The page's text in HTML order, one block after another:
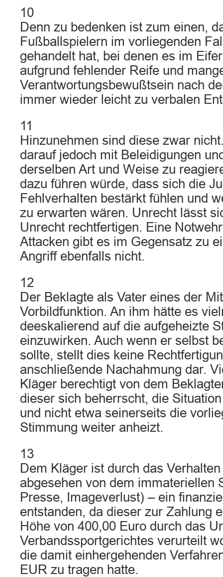
10
Denn zu bedenken ist zum einen,
Fußballspielern im vorliegenden
gehandelt hat, bei denen es im
aufgrund fehlender Reife und
Verantwortungsbewußtsein nach
immer wieder leicht zu verbalen
11
Hinzunehmen sind diese zwar
darauf jedoch mit Beleidigungen
derselben Art und Weise zu
dazu führen würde, dass sich die
Fehlverhalten bestärkt fühlen und
zu erwarten wären. Unrecht lässt
Unrecht rechtfertigen. Eine
Attacken gibt es im Gegensatz zu
Angriff ebenfalls nicht.
12
Der Beklagte als Vater eines der
Vorbildfunktion. An ihm hätte es
deeskalierend auf die aufgeheizte
einzuwirken. Auch wenn er selbst
sollte, stellt dies keine
anschließende Nachahmung dar.
Kläger berechtigt von dem
dieser sich beherrscht, die
und nicht etwa seinerseits die
Stimmung weiter anheizt.
13
Dem Kläger ist durch das
abgesehen von dem immateriellen
Presse, Imageverlust) – ein
entstanden, da dieser zur Zahlung
Höhe von 400,00 Euro durch das
Verbandssportgerichtes verurteilt
die damit einhergehenden
EUR zu tragen hatte.